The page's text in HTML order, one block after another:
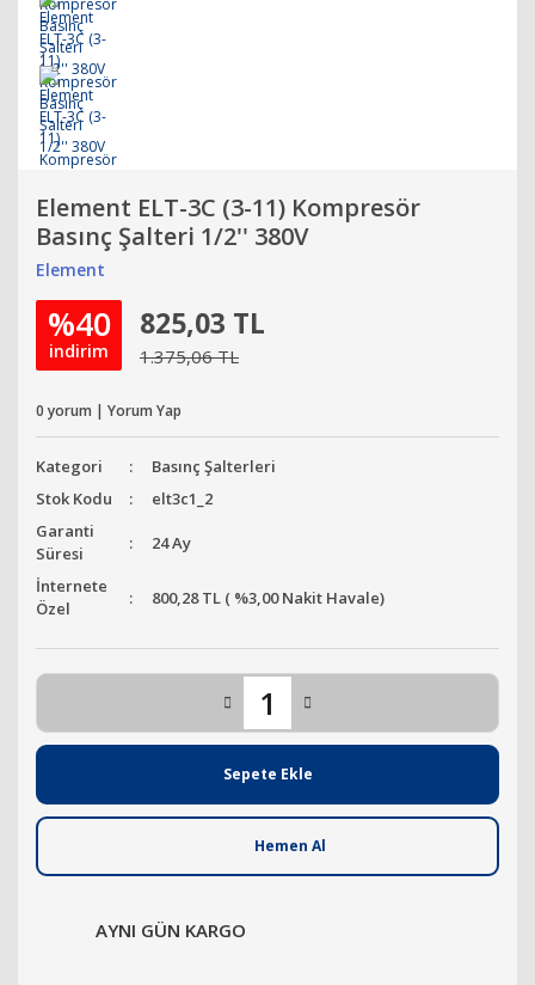
Element ELT-3C (3-11) Kompresör
Basınç Şalteri 1/2'' 380V
Element
%40
indirim
825,03 TL
1.375,06 TL
0 yorum | Yorum Yap
Kategori
Basınç Şalterleri
Stok Kodu
elt3c1_2
Garanti
Süresi
24 Ay
İnternete
Özel
800,28 TL ( %3,00 Nakit Havale)
Sepete Ekle
Hemen Al
AYNI GÜN KARGO